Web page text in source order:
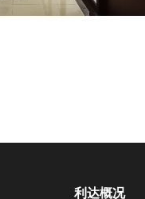
利达概况